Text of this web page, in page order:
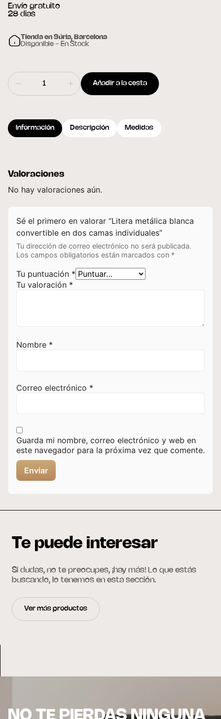
Envío gratuito
28 dias
Tienda en Súria, Barcelona
Disponible - En Stock
Añadir a la cesta
Información Descripción Medidas
Valoraciones
No hay valoraciones aún.
Sé el primero en valorar “Litera metálica blanca
convertible en dos camas individuales”
Tu dirección de correo electrónico no será publicada.
Los campos obligatorios están marcados con *
Tu puntuación *
Tu valoración *
Nombre *
Correo electrónico *
Guarda mi nombre, correo electrónico y web en
este navegador para la próxima vez que comente.
Te puede interesar
Si dudas, no te preocupes, ¡hay más! Lo que estás
buscando, lo tenemos en esta sección.
Ver más productos